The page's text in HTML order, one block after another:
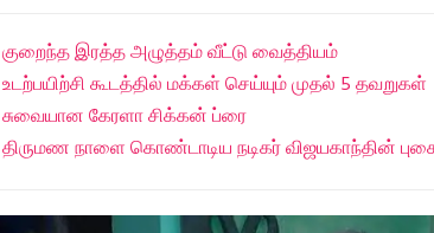
குறைந்த இரத்த அழுத்தம் வீட்டு வைத்தியம்
உடற்பயிற்சி கூடத்தில் மக்கள் செய்யும் முதல் 5 தவறுகள்
சுவையான கேரளா சிக்கன் ப்ரை
திருமண நாளை கொண்டாடிய நடிகர் விஜயகாந்தின்